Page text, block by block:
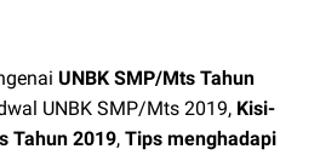
UNBK SMP/Mts Tahun
UNBK SMP/Mts 2019, Kisi-
Tahun 2019, Tips menghadapi